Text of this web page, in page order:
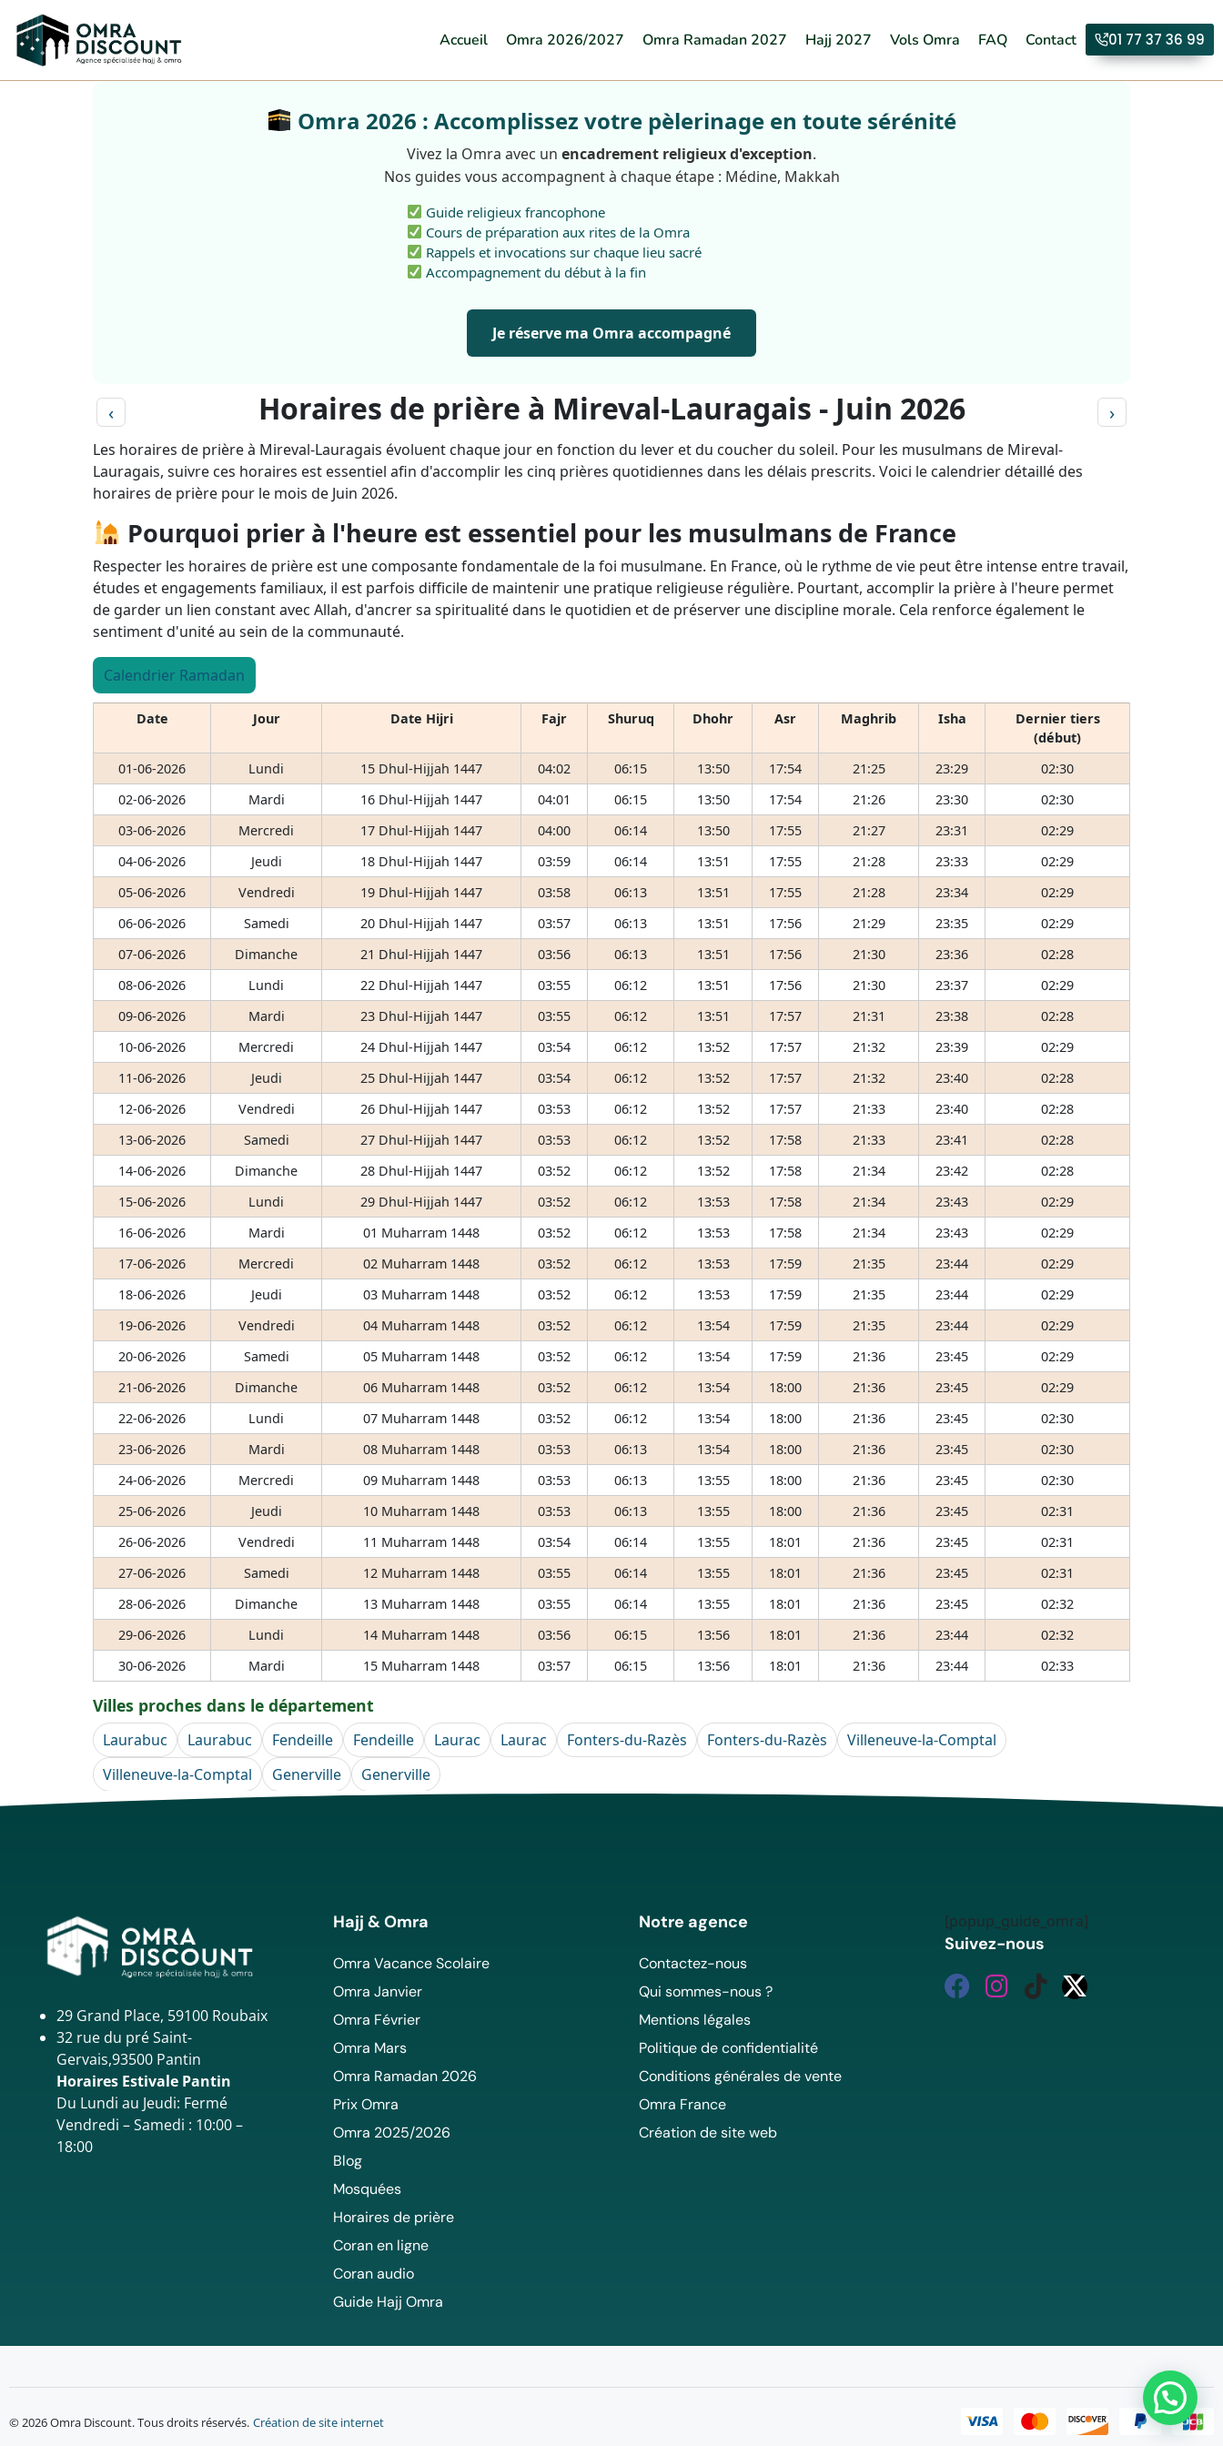
Accueil Omra 2026/2027 Omra Ramadan 2027 Hajj 2027 Vols Omra FAQ Contact 01 77 37 36 99
Omra 2026 : Accomplissez votre pèlerinage en toute sérénité
Vivez la Omra avec un encadrement religieux d'exception.
Nos guides vous accompagnent à chaque étape : Médine, Makkah
Guide religieux francophone
Cours de préparation aux rites de la Omra
Rappels et invocations sur chaque lieu sacré
Accompagnement du début à la fin
Je réserve ma Omra accompagné
‹ Horaires de prière à Mireval-Lauragais - Juin 2026 ›
Les horaires de prière à Mireval-Lauragais évoluent chaque jour en fonction du lever et du coucher du soleil. Pour les musulmans de Mireval-
Lauragais, suivre ces horaires est essentiel afin d'accomplir les cinq prières quotidiennes dans les délais prescrits. Voici le calendrier détaillé des
horaires de prière pour le mois de Juin 2026.
Pourquoi prier à l'heure est essentiel pour les musulmans de France
Respecter les horaires de prière est une composante fondamentale de la foi musulmane. En France, où le rythme de vie peut être intense entre travail,
études et engagements familiaux, il est parfois difficile de maintenir une pratique religieuse régulière. Pourtant, accomplir la prière à l'heure permet
de garder un lien constant avec Allah, d'ancrer sa spiritualité dans le quotidien et de préserver une discipline morale. Cela renforce également le
sentiment d'unité au sein de la communauté.
Calendrier Ramadan
Date Jour Date Hijri Fajr Shuruq Dhohr Asr Maghrib Isha
Dernier tiers
(début)
01-06-2026
Lundi 15 Dhul-Hijjah 1447 04:02 06:15 13:50 17:54 21:25 23:29
02:30
02-06-2026
Mardi 16 Dhul-Hijjah 1447 04:01 06:15 13:50 17:54 21:26 23:30
02:30
03-06-2026
Mercredi 17 Dhul-Hijjah 1447 04:00 06:14 13:50 17:55 21:27 23:31
02:29
04-06-2026
Jeudi 18 Dhul-Hijjah 1447 03:59 06:14 13:51 17:55 21:28 23:33
02:29
05-06-2026
Vendredi 19 Dhul-Hijjah 1447 03:58 06:13 13:51 17:55 21:28 23:34
02:29
06-06-2026
Samedi 20 Dhul-Hijjah 1447 03:57 06:13 13:51 17:56 21:29 23:35
02:29
07-06-2026
Dimanche 21 Dhul-Hijjah 1447 03:56 06:13 13:51 17:56 21:30 23:36
02:28
08-06-2026
Lundi 22 Dhul-Hijjah 1447 03:55 06:12 13:51 17:56 21:30 23:37
02:29
09-06-2026
Mardi 23 Dhul-Hijjah 1447 03:55 06:12 13:51 17:57 21:31 23:38
02:28
10-06-2026
Mercredi 24 Dhul-Hijjah 1447 03:54 06:12 13:52 17:57 21:32 23:39
02:29
11-06-2026
Jeudi 25 Dhul-Hijjah 1447 03:54 06:12 13:52 17:57 21:32 23:40
02:28
12-06-2026
Vendredi 26 Dhul-Hijjah 1447 03:53 06:12 13:52 17:57 21:33 23:40
02:28
13-06-2026
Samedi 27 Dhul-Hijjah 1447 03:53 06:12 13:52 17:58 21:33 23:41
02:28
14-06-2026
Dimanche 28 Dhul-Hijjah 1447 03:52 06:12 13:52 17:58 21:34 23:42
02:28
15-06-2026
Lundi 29 Dhul-Hijjah 1447 03:52 06:12 13:53 17:58 21:34 23:43
02:29
16-06-2026
Mardi 01 Muharram 1448 03:52 06:12 13:53 17:58 21:34 23:43
02:29
17-06-2026
Mercredi 02 Muharram 1448 03:52 06:12 13:53 17:59 21:35 23:44
02:29
18-06-2026
Jeudi 03 Muharram 1448 03:52 06:12 13:53 17:59 21:35 23:44
02:29
19-06-2026
Vendredi 04 Muharram 1448 03:52 06:12 13:54 17:59 21:35 23:44
02:29
20-06-2026
Samedi 05 Muharram 1448 03:52 06:12 13:54 17:59 21:36 23:45
02:29
21-06-2026
Dimanche 06 Muharram 1448 03:52 06:12 13:54 18:00 21:36 23:45
02:29
22-06-2026
Lundi 07 Muharram 1448 03:52 06:12 13:54 18:00 21:36 23:45
02:30
23-06-2026
Mardi 08 Muharram 1448 03:53 06:13 13:54 18:00 21:36 23:45
02:30
24-06-2026
Mercredi 09 Muharram 1448 03:53 06:13 13:55 18:00 21:36 23:45
02:30
25-06-2026
Jeudi 10 Muharram 1448 03:53 06:13 13:55 18:00 21:36 23:45
02:31
26-06-2026
Vendredi 11 Muharram 1448 03:54 06:14 13:55 18:01 21:36 23:45
02:31
27-06-2026
Samedi 12 Muharram 1448 03:55 06:14 13:55 18:01 21:36 23:45
02:31
28-06-2026
Dimanche 13 Muharram 1448 03:55 06:14 13:55 18:01 21:36 23:45
02:32
29-06-2026
Lundi 14 Muharram 1448 03:56 06:15 13:56 18:01 21:36 23:44
02:32
30-06-2026
Mardi 15 Muharram 1448 03:57 06:15 13:56 18:01 21:36 23:44 02:33
Villes proches dans le département
Laurabuc Laurabuc Fendeille Fendeille Laurac Laurac Fonters-du-Razès Fonters-du-Razès
Villeneuve-la-Comptal
Villeneuve-la-Comptal
Generville Generville
29 Grand Place, 59100 Roubaix
32 rue du pré Saint-
Gervais,93500 Pantin
Horaires Estivale Pantin
Du Lundi au Jeudi: Fermé
Vendredi – Samedi : 10:00 –
18:00
Hajj & Omra
Omra Vacance Scolaire
Omra Janvier
Omra Février
Omra Mars
Omra Ramadan 2026
Prix Omra
Omra 2025/2026
Blog
Mosquées
Horaires de prière
Coran en ligne
Coran audio
Guide Hajj Omra
Notre agence
Contactez-nous
Qui sommes-nous ?
Mentions légales
Politique de confidentialité
Conditions générales de vente
Omra France
Création de site web
[popup_guide_omra]
Suivez-nous
© 2026 Omra Discount. Tous droits réservés. Création de site internet